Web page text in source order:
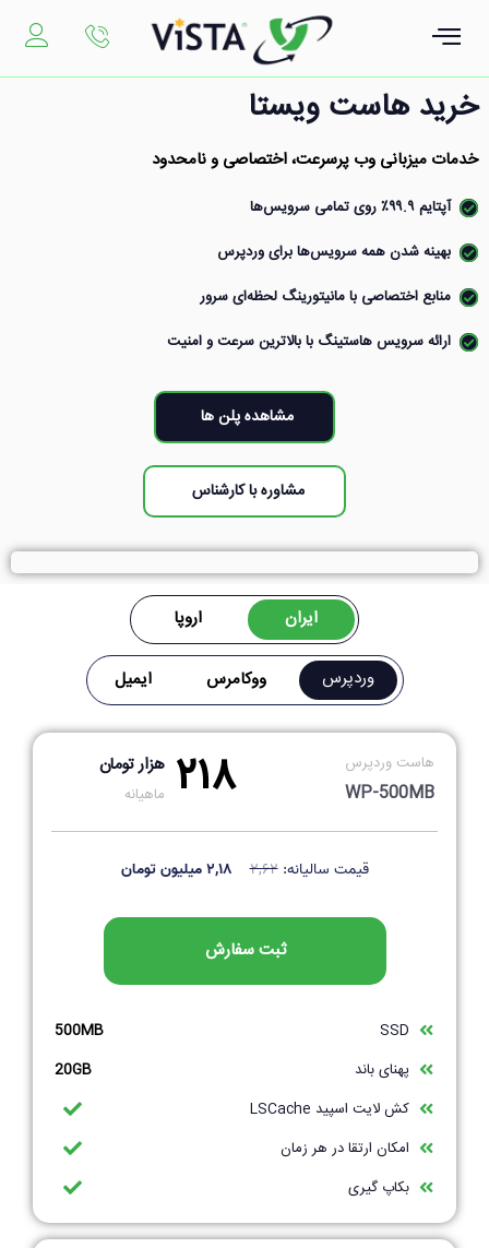
خرید هاست ویستا
خدمات میزبانی وب پرسرعت، اختصاصی و نامحدود
آپتایم ۹۹.۹٪ روی تمامی سرویس‌ها
بهینه شدن همه‌ سرویس‌ها برای وردپرس
منابع اختصاصی با مانیتورینگ لحظه‌ای سرور
ارائه سرویس هاستینگ با بالاترین سرعت و امنیت
مشاهده پلن ها
مشاوره با کارشناس
ایران اروپا
وردپرس ووکامرس ایمیل
هاست وردپرس
WP-500MB ۲۱۸ هزار تومان
ماهیانه
قیمت سالیانه:۲,۶۲ ۲,۱۸ میلیون تومان
ثبت سفارش
SSD
پهنای باند
کش لایت اسپید LSCache
امکان ارتقا در هر زمان
بکاپ گیری
500MB
20GB
وردپرس ووکامرس ایمیل